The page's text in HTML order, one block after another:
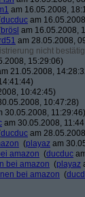
am 16.05.2008,
ducduc am
brösl am 16.05.2008,
am 28.05.2008,
nicht
15:29:06)
21.05.2008,
10:42:45)
10:47:28)
30.05.2008, 11:29:46)
am 30.05.2008,
ducduc am
(playaz am
amazon (ducduc
bei amazon (playaz
bei amazon (